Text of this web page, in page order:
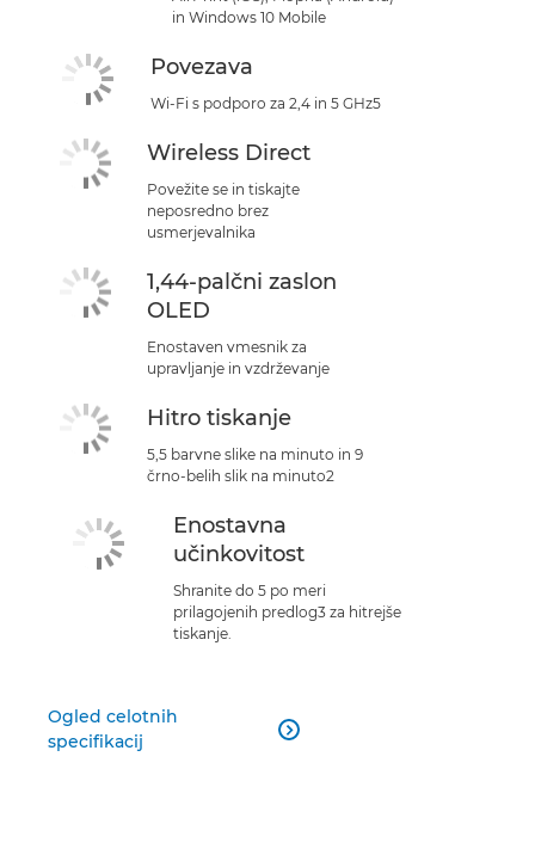
in Windows 10 Mobile
Povezava
Wi-Fi s podporo za 2,4 in 5 GHz5
Wireless Direct
Povežite se in tiskajte
neposredno brez
usmerjevalnika
1,44-palčni zaslon
OLED
Enostaven vmesnik za
upravljanje in vzdrževanje
Hitro tiskanje
5,5 barvne slike na minuto in 9
črno-belih slik na minuto2
Enostavna
učinkovitost
Shranite do 5 po meri
prilagojenih predlog3 za hitrejše
tiskanje.
Ogled celotnih
specifikacij
